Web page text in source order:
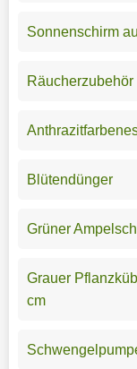
Sonnenschirm
Räucherzubehör
Blütendünger
Grüner
Grauer
cm